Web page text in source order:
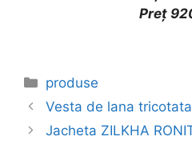
Preț
Categories
produse
Vesta de lana
Jacheta ZILKHA